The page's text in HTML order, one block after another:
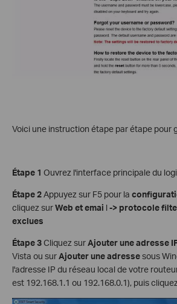
Voici une instruction étape par étape pour
Étape 1 Ouvrez l'interface principale du
Étape 2Appuyez sur F5 pour la
cliquez surWeb et emai l-> protocole
exclues
Étape 3Cliquez surAjouter une adresse
Vista ou surAjouter une adressesous
l'adresse IP du réseau local de votre
est 192.168.1.1 ou 192.168.0.1), puis